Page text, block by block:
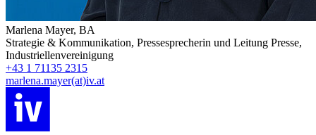
Marlena Mayer, BA
Strategie & Kommunikation, Pressesprecherin und Leitung Presse,
Industriellenvereinigung
+43 1 71135 2315
marlena.mayer(at)iv.at